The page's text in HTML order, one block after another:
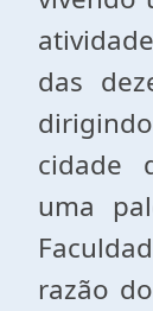
das
cidade
uma
razão